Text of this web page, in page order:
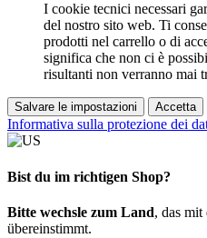
I cookie tecnici necessari
del nostro sito web. Ti
prodotti nel carrello o di
significa che non ci è
risultanti non verranno mai
Salvare le impostazioni Accetta
Informativa sulla protezione dei
Bist du im richtigen Shop?
Bitte wechsle zum Land, das mit
übereinstimmt.